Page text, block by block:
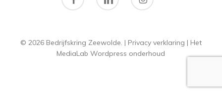
© 2026 Bedrijfskring Zeewolde. | Privacy verklaring | Het
MediaLab Wordpress onderhoud